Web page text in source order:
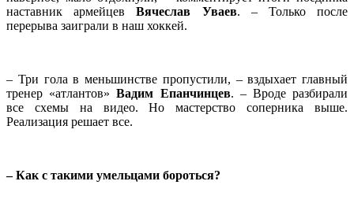
наставник армейцевВячеслав Уваев. – Только после
перерыва заиграли в наш хоккей.
– Три гола в меньшинстве пропустили, – вздыхает главный
тренер «атлантов»Вадим Епанчинцев. – Вроде разбирали
все схемы на видео. Но мастерство соперника выше.
Реализация решает все.
– Как с такими умельцами бороться?